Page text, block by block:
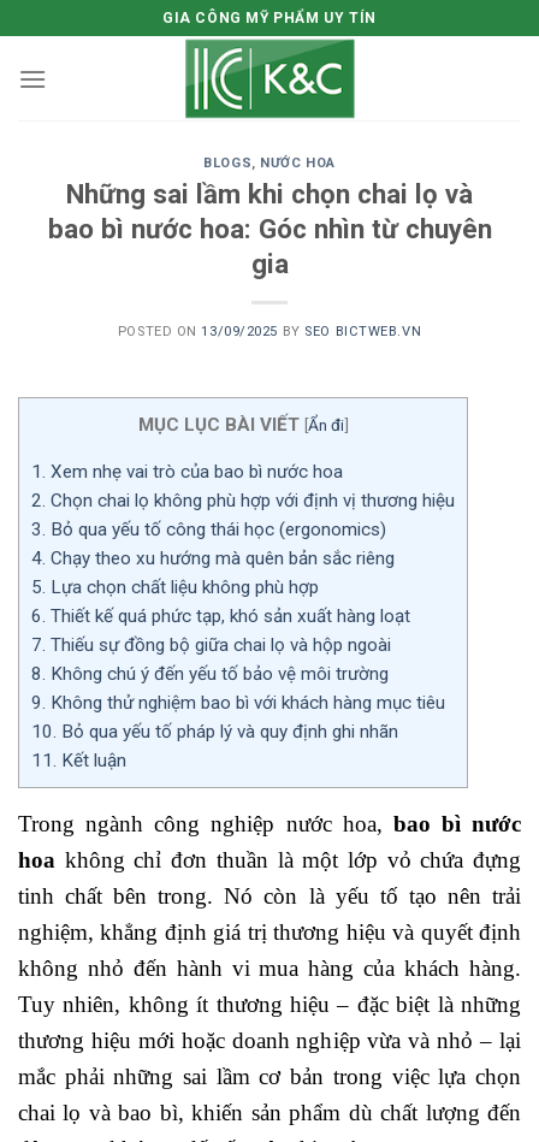
to
content
GIA CÔNG MỸ PHẨM UY TÍN
BLOGS, NƯỚC HOA
Những sai lầm khi chọn chai lọ và
bao bì nước hoa: Góc nhìn từ chuyên
gia
POSTED ON13/09/2025 BY SEO BICTWEB.VN
MỤC LỤC BÀI VIẾT [Ẩn đi]
1. Xem nhẹ vai trò của bao bì nước hoa
2. Chọn chai lọ không phù hợp với định vị thương hiệu
3. Bỏ qua yếu tố công thái học (ergonomics)
4. Chạy theo xu hướng mà quên bản sắc riêng
5. Lựa chọn chất liệu không phù hợp
6. Thiết kế quá phức tạp, khó sản xuất hàng loạt
7. Thiếu sự đồng bộ giữa chai lọ và hộp ngoài
8. Không chú ý đến yếu tố bảo vệ môi trường
9. Không thử nghiệm bao bì với khách hàng mục tiêu
10. Bỏ qua yếu tố pháp lý và quy định ghi nhãn
11. Kết luận
Trong ngành công nghiệp nước hoa, bao bì nước
hoa không chỉ đơn thuần là một lớp vỏ chứa đựng
tinh chất bên trong. Nó còn là yếu tố tạo nên trải
nghiệm, khẳng định giá trị thương hiệu và quyết định
không nhỏ đến hành vi mua hàng của khách hàng.
Tuy nhiên, không ít thương hiệu – đặc biệt là những
thương hiệu mới hoặc doanh nghiệp vừa và nhỏ – lại
mắc phải những sai lầm cơ bản trong việc lựa chọn
chai lọ và bao bì, khiến sản phẩm dù chất lượng đến